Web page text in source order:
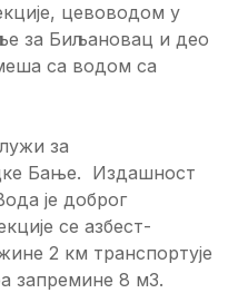
цевоводом у
за Биљановац и део
са водом са
за
Бање. Издашност
је доброг
се азбест-
2 км транспортује
запремине 8 м3.